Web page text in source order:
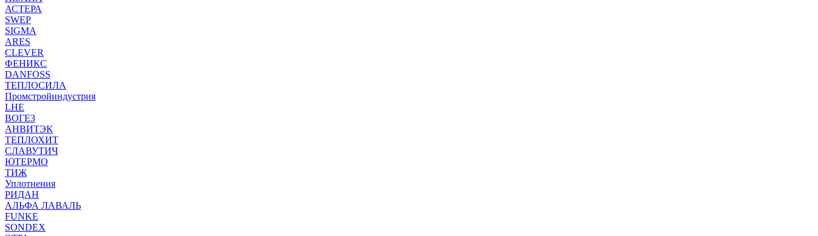
АСТЕРА
SWEP
SIGMA
ARES
CLEVER
ФЕНИКС
DANFOSS
ТЕПЛОСИЛА
Промстройиндустрия
LHE
ВОГЕЗ
АНВИТЭК
ТЕПЛОХИТ
СЛАВУТИЧ
ЮТЕРМО
ТИЖ
Уплотнения
РИДАН
АЛЬФА ЛАВАЛЬ
FUNKE
SONDEX